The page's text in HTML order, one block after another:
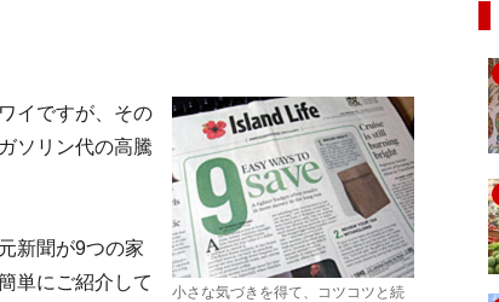
小さな気づきを得て、コツコツと続
イですが、その
ソリン代の高騰
新聞が9つの家
単にご紹介して